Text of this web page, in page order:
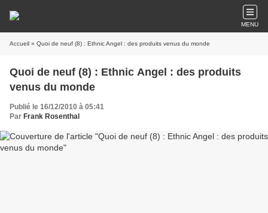
MENU
Accueil » Quoi de neuf (8) : Ethnic Angel : des produits venus du monde
Quoi de neuf (8) : Ethnic Angel : des produits
venus du monde
Publié le 16/12/2010 à 05:41
Par Frank Rosenthal